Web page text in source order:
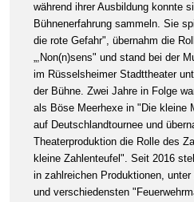
während ihrer Ausbildung konnte
Bühnenerfahrung sammeln. Sie
die rote Gefahr", übernahm die
„,Non(n)sens" und stand bei der
im Rüsselsheimer Stadttheater
der Bühne. Zwei Jahre in Folge
als Böse Meerhexe in "Die kleine
auf Deutschlandtournee und
Theaterproduktion die Rolle des
kleine Zahlenteufel". Seit 2016
in zahlreichen Produktionen,
und verschiedensten